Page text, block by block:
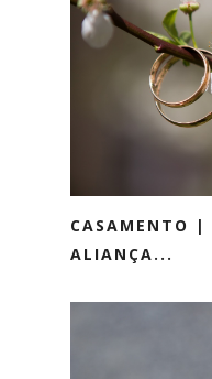
CASAMENTO |
ALIANÇA...